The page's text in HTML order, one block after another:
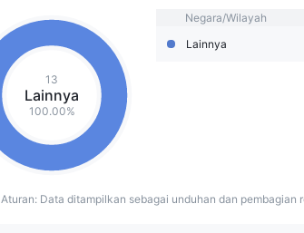
13
Lainnya
100.00%
Negara/Wilayah
Lainnya
Aturan: Data ditampilkan sebagai unduhan dan